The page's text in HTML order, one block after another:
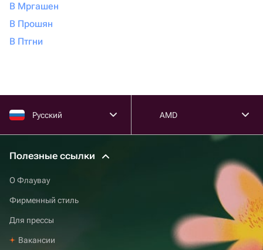
В Мргашен
В Прошян
В Птгни
Русский AMD
Полезные ссылки
О Флаувау
Фирменный стиль
Для прессы
Вакансии